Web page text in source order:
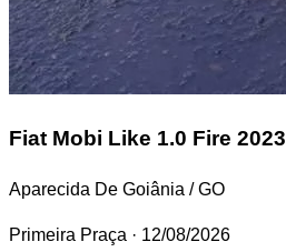
Fiat Mobi Like 1.0 Fire 2023
Aparecida De Goiânia / GO
Primeira Praça · 12/08/2026